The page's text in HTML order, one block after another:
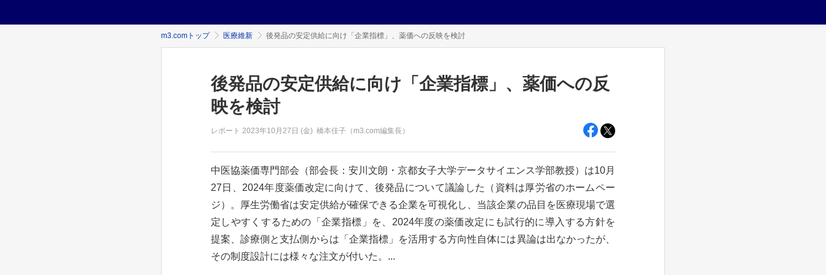
m3.comトップ 医療維新 後発品の安定供給に向け「企業指標」、薬価への反映を検討
後発品の安定供給に向け「企業指標」、薬価への反
映を検討
レポート 2023年10月27日 (金) 橋本佳子（m3.com編集長）
中医協薬価専門部会（部会長：安川文朗・京都女子大学データサイエンス学部教授）は10月
27日、2024年度薬価改定に向けて、後発品について議論した（資料は厚労省のホームペー
ジ）。厚生労働省は安定供給が確保できる企業を可視化し、当該企業の品目を医療現場で選
定しやすくするための「企業指標」を、2024年度の薬価改定にも試行的に導入する方針を
提案、診療側と支払側からは「企業指標」を活用する方向性自体には異論は出なかったが、
その制度設計には様々な注文が付いた。...